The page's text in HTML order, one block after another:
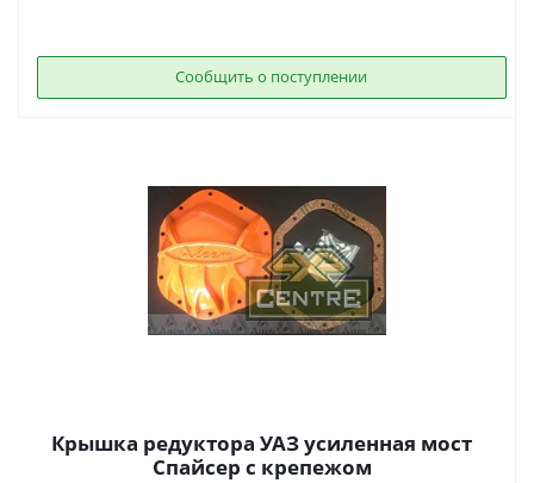
Сообщить о поступлении
Крышка редуктора УАЗ усиленная мост
Спайсер с крепежом